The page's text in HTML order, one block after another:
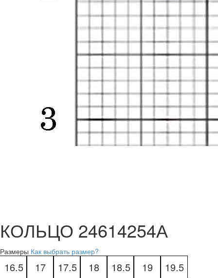
КОЛЬЦО 24614254А
Размеры Как выбрать размер?
16.5 17 17.5 18 18.5 19 19.5